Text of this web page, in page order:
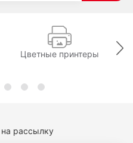
Цветные принтеры
рассылку